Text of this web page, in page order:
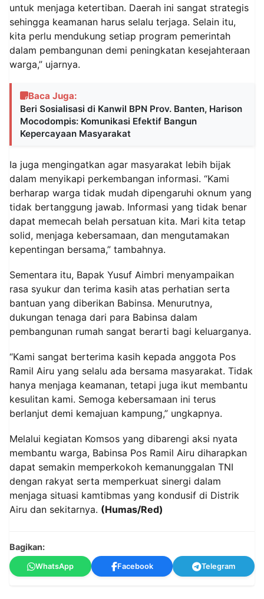
untuk menjaga ketertiban. Daerah ini sangat strategis
sehingga keamanan harus selalu terjaga. Selain itu,
kita perlu mendukung setiap program pemerintah
dalam pembangunan demi peningkatan kesejahteraan
warga,” ujarnya.
Baca Juga:
Beri Sosialisasi di Kanwil BPN Prov. Banten, Harison
Mocodompis: Komunikasi Efektif Bangun
Kepercayaan Masyarakat
Ia juga mengingatkan agar masyarakat lebih bijak
dalam menyikapi perkembangan informasi. “Kami
berharap warga tidak mudah dipengaruhi oknum yang
tidak bertanggung jawab. Informasi yang tidak benar
dapat memecah belah persatuan kita. Mari kita tetap
solid, menjaga kebersamaan, dan mengutamakan
kepentingan bersama,” tambahnya.
Sementara itu, Bapak Yusuf Aimbri menyampaikan
rasa syukur dan terima kasih atas perhatian serta
bantuan yang diberikan Babinsa. Menurutnya,
dukungan tenaga dari para Babinsa dalam
pembangunan rumah sangat berarti bagi keluarganya.
“Kami sangat berterima kasih kepada anggota Pos
Ramil Airu yang selalu ada bersama masyarakat. Tidak
hanya menjaga keamanan, tetapi juga ikut membantu
kesulitan kami. Semoga kebersamaan ini terus
berlanjut demi kemajuan kampung,” ungkapnya.
Melalui kegiatan Komsos yang dibarengi aksi nyata
membantu warga, Babinsa Pos Ramil Airu diharapkan
dapat semakin memperkokoh kemanunggalan TNI
dengan rakyat serta memperkuat sinergi dalam
menjaga situasi kamtibmas yang kondusif di Distrik
Airu dan sekitarnya. (Humas/Red)
Bagikan:
WhatsApp Facebook Telegram